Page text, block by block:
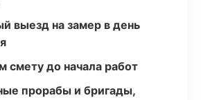
выезд на замер в день
смету до начала работ
прорабы и бригады,